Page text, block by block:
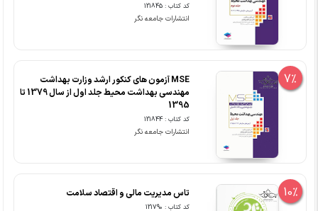
کد کتاب : 121845
انتشارات جامعه نگر
7%
MSE آزمون های کنکور ارشد وزارت بهداشت
مهندسی بهداشت محیط جلد اول از سال 1379 تا
1395
کد کتاب : 121844
انتشارات جامعه نگر
10% تاس مدیریت مالی و اقتصاد سلامت
کد کتاب : 121790